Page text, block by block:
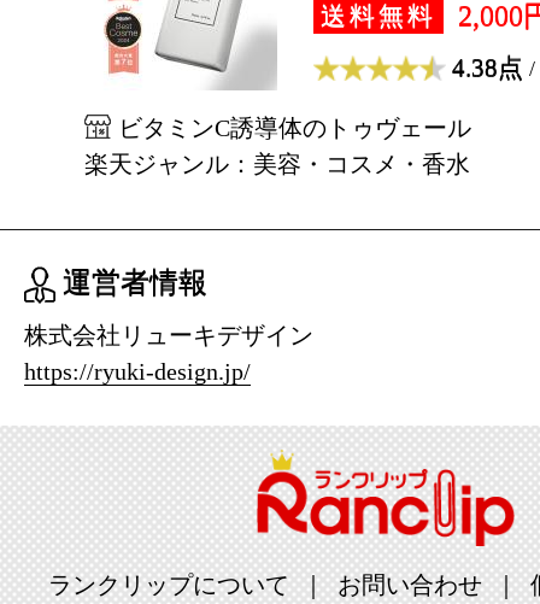
送料無料 2,000
4.38点 /
ビタミンC誘導体のトゥヴェール
楽天ジャンル：美容・コスメ・香水
運営者情報
株式会社リューキデザイン
https://ryuki-design.jp/
ランクリップについて お問い合わせ